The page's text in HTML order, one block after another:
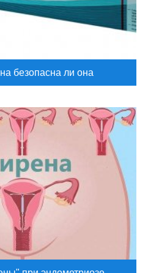
безопасна ли она